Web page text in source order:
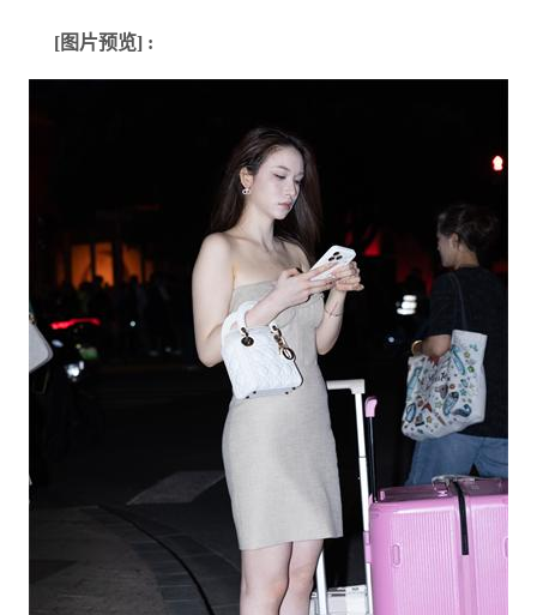
[图片预览] :